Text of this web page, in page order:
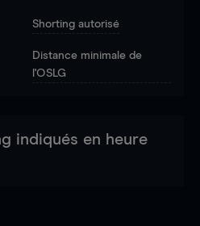
Shorting autorisé
Distance minimale de
l'OSLG
indiqués en heure